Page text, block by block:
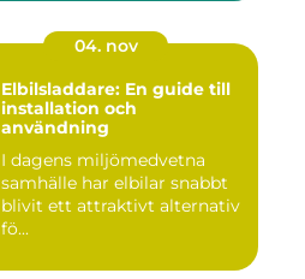
04. nov
Elbilsladdare: En guide till
installation och
användning
I dagens miljömedvetna
samhälle har elbilar snabbt
blivit ett attraktivt alternativ
fö...